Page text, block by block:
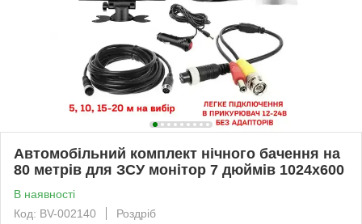
Автомобільний комплект нічного бачення на
80 метрів для ЗСУ монітор 7 дюймів 1024x600
В наявності
Код: BV-002140
Роздріб